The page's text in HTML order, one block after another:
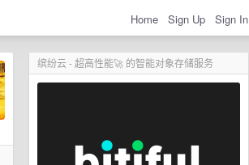
Home Sign Up Sign In
缤纷云 - 超高性能🚀 的智能对象存储服务